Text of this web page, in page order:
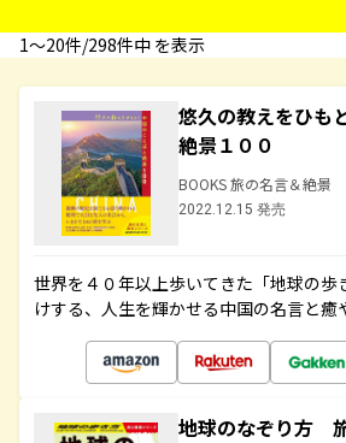
1〜20件/298件中 を表示
悠久の教えをひも
絶景１００
BOOKS 旅の名言＆絶景
2022.12.15 発売
世界を４０年以上歩いてきた「地球の歩
けする、人生を輝かせる中国の名言と癒
地球のなぞり方